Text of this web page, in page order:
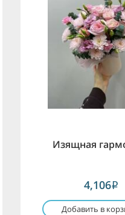
Изящная
4,106i
Добавить в